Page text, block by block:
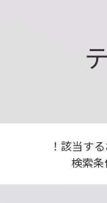
！該当す
検索